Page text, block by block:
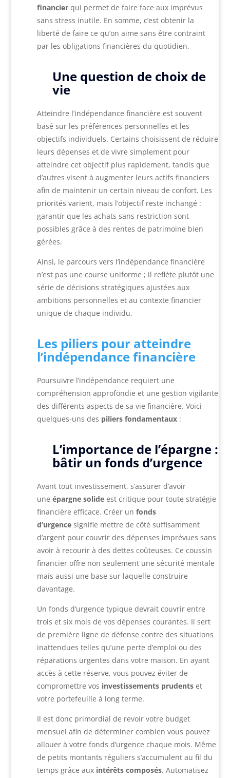
financier qui permet de faire face aux imprévus
sans stress inutile. En somme, c’est obtenir la
liberté de faire ce qu’on aime sans être contraint
par les obligations financières du quotidien.
Une question de choix de
vie
Atteindre l’indépendance financière est souvent
basé sur les préférences personnelles et les
objectifs individuels. Certains choisissent de réduire
leurs dépenses et de vivre simplement pour
atteindre cet objectif plus rapidement, tandis que
d’autres visent à augmenter leurs actifs financiers
afin de maintenir un certain niveau de confort. Les
priorités varient, mais l’objectif reste inchangé :
garantir que les achats sans restriction sont
possibles grâce à des rentes de patrimoine bien
gérées.
Ainsi, le parcours vers l’indépendance financière
n’est pas une course uniforme ; il reflète plutôt une
série de décisions stratégiques ajustées aux
ambitions personnelles et au contexte financier
unique de chaque individu.
Les piliers pour atteindre
l’indépendance financière
Poursuivre l’indépendance requiert une
compréhension approfondie et une gestion vigilante
des différents aspects de sa vie financière. Voici
quelques-uns des piliers fondamentaux :
L’importance de l’épargne :
bâtir un fonds d’urgence
Avant tout investissement, s’assurer d’avoir
uneépargne solide est critique pour toute stratégie
financière efficace. Créer unfonds
d’urgence signifie mettre de côté suffisamment
d’argent pour couvrir des dépenses imprévues sans
avoir à recourir à des dettes coûteuses. Ce coussin
financier offre non seulement une sécurité mentale
mais aussi une base sur laquelle construire
davantage.
Un fonds d’urgence typique devrait couvrir entre
trois et six mois de vos dépenses courantes. Il sert
de première ligne de défense contre des situations
inattendues telles qu’une perte d’emploi ou des
réparations urgentes dans votre maison. En ayant
accès à cette réserve, vous pouvez éviter de
compromettre vos investissements prudents et
votre portefeuille à long terme.
Il est donc primordial de revoir votre budget
mensuel afin de déterminer combien vous pouvez
allouer à votre fonds d’urgence chaque mois. Même
de petits montants réguliers s’accumulent au fil du
temps grâce aux intérêts composés. Automatisez